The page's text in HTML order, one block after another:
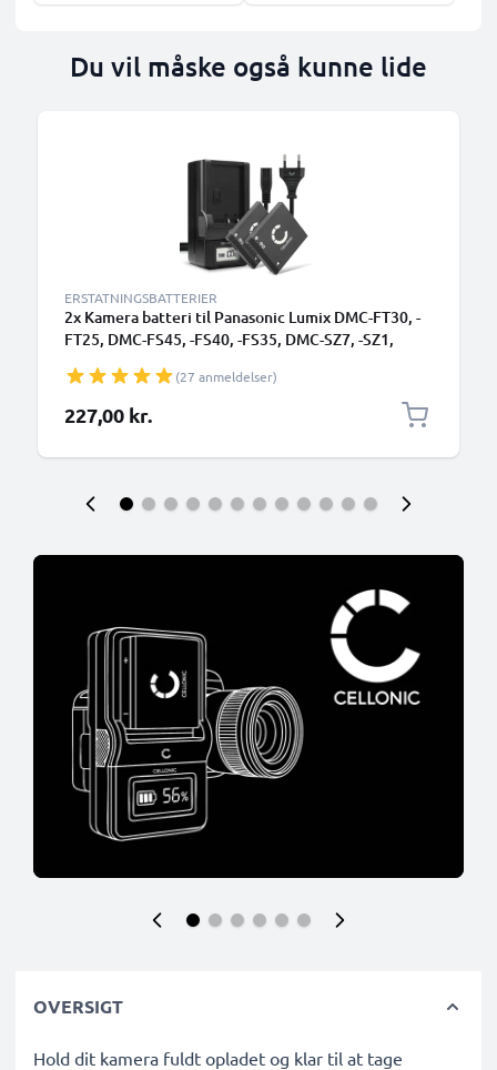
Du vil måske også kunne lide
ERSTATNINGSBATTERIER
2x Kamera batteri til Panasonic Lumix DMC-FT30, -
FT25, DMC-FS45, -FS40, -FS35, DMC-SZ7, -SZ1,
batteri + Oplader DE-A92A ekstra batteri
(27 anmeldelser)
227,00 kr.
OVERSIGT
Hold dit kamera fuldt opladet og klar til at tage